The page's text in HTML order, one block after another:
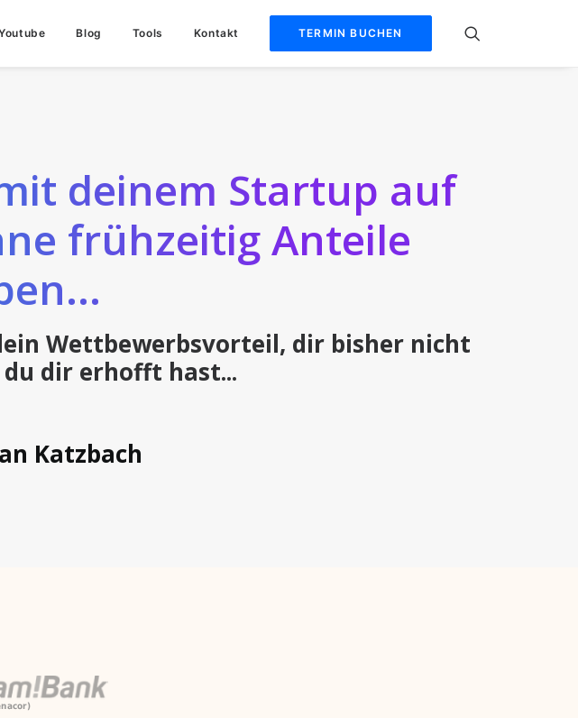
Blog Tools Kontakt TERMIN BUCHEN
deinem Startup auf
frühzeitig Anteile
Wettbewerbsvorteil, dir bisher nicht
dir erhofft hast...
Katzbach